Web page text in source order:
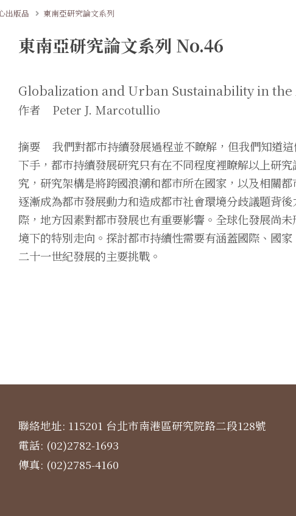
出版品 東南亞研究論文系列
東南亞研究論文系列 No.46
Globalization and Urban Sustainability in the
作者 Peter J. Marcotullio
摘要 我們對都市持續發展過程並不瞭解，但我們知道
下手，都市持續發展研究只有在不同程度裡瞭解以上研
究，研究架構是將跨國浪潮和都市所在國家，以及相關
逐漸成為都市發展動力和造成都市社會環境分歧議題背
際，地方因素對都市發展也有重要影響。全球化發展尚
境下的特別走向。探討都市持續性需要有涵蓋國際、國
二十一世紀發展的主要挑戰。
聯絡地址: 115201 台北市南港區研究院路二段128號
電話: (02)2782-1693
傳真: (02)2785-4160